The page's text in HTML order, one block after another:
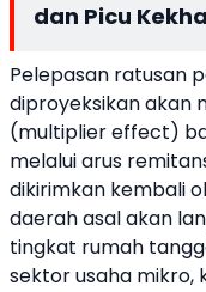
dan Picu
Pelepasan ratusan
diproyeksikan akan
(multiplier effect)
melalui arus
dikirimkan kembali
daerah asal akan
tingkat rumah
sektor usaha mikro,